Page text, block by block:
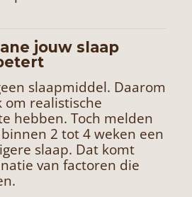
jouw slaap
slaapmiddel. Daarom
om realistische
hebben. Toch melden
2 tot 4 weken een
slaap. Dat komt
van factoren die